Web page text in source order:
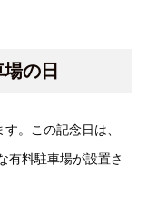
の日
。この記念日は、
有料駐車場が設置さ